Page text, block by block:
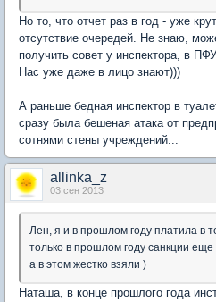
Но то, что отчет раз в год - уже
отсутствие очередей. Не знаю,
получить совет у инспектора, в
Нас уже даже в лицо знают)))
А раньше бедная инспектор в
сразу была бешеная атака от
сотнями стены учреждений...
allinka_z
03 сен 2013
Лен, я и в прошлом году платила в
только в прошлом году санкции
а в этом жестко взяли )
Наташа, в конце прошлого года